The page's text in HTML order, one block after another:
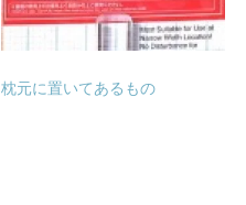
枕元に置いてあるもの